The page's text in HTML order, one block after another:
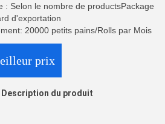
: Selon le nombre de productsPackage
d'exportation
20000 petits pains/Rolls par Mois
prix
Description du produit